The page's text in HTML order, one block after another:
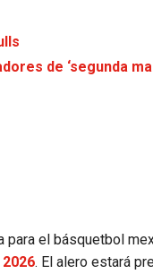
de ‘segunda
para el básquetbol
. El alero estará